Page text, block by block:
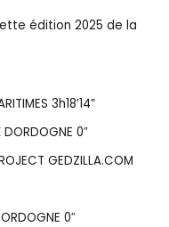
édition 2025 de la
3h18’14”
0″
GEDZILLA.COM
0″